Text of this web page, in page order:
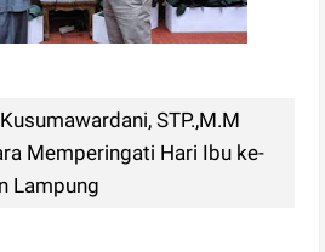
STP.,M.M
Memperingati Hari Ibu ke-
Lampung